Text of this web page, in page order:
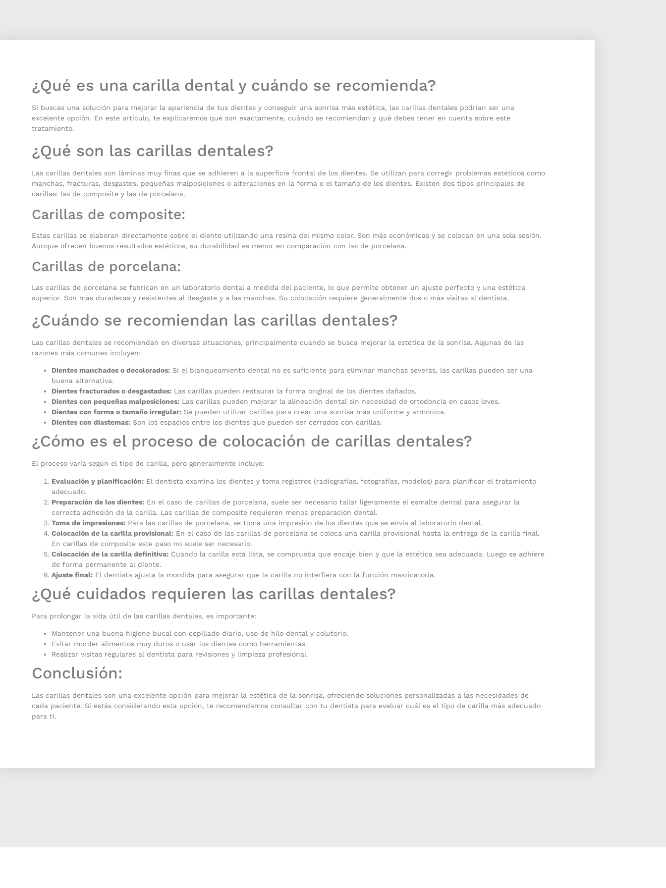
¿Qué es una carilla dental y cuándo se recomienda?
Si buscas una solución para mejorar la apariencia de tus dientes y conseguir una sonrisa más estética, las carillas dentales podrían ser una
excelente opción. En este artículo, te explicaremos qué son exactamente, cuándo se recomiendan y qué debes tener en cuenta sobre este
tratamiento.
¿Qué son las carillas dentales?
Las carillas dentales son láminas muy finas que se adhieren a la superficie frontal de los dientes. Se utilizan para corregir problemas estéticos como
manchas, fracturas, desgastes, pequeñas malposiciones o alteraciones en la forma o el tamaño de los dientes. Existen dos tipos principales de
carillas: las de composite y las de porcelana.
Carillas de composite:
Estas carillas se elaboran directamente sobre el diente utilizando una resina del mismo color. Son más económicas y se colocan en una sola sesión.
Aunque ofrecen buenos resultados estéticos, su durabilidad es menor en comparación con las de porcelana.
Carillas de porcelana:
Las carillas de porcelana se fabrican en un laboratorio dental a medida del paciente, lo que permite obtener un ajuste perfecto y una estética
superior. Son más duraderas y resistentes al desgaste y a las manchas. Su colocación requiere generalmente dos o más visitas al dentista.
¿Cuándo se recomiendan las carillas dentales?
Las carillas dentales se recomiendan en diversas situaciones, principalmente cuando se busca mejorar la estética de la sonrisa. Algunas de las
razones más comunes incluyen:
Dientes manchados o decolorados: Si el blanqueamiento dental no es suficiente para eliminar manchas severas, las carillas pueden ser una
buena alternativa.
Dientes fracturados o desgastados: Las carillas pueden restaurar la forma original de los dientes dañados.
Dientes con pequeñas malposiciones: Las carillas pueden mejorar la alineación dental sin necesidad de ortodoncia en casos leves.
Dientes con forma o tamaño irregular: Se pueden utilizar carillas para crear una sonrisa más uniforme y armónica.
Dientes con diastemas: Son los espacios entre los dientes que pueden ser cerrados con carillas.
¿Cómo es el proceso de colocación de carillas dentales?
El proceso varía según el tipo de carilla, pero generalmente incluye:
Evaluación y planificación: El dentista examina los dientes y toma registros (radiografías, fotografías, modelos) para planificar el tratamiento
adecuado.
Preparación de los dientes: En el caso de carillas de porcelana, suele ser necesario tallar ligeramente el esmalte dental para asegurar la
correcta adhesión de la carilla. Las carillas de composite requieren menos preparación dental.
Toma de impresiones: Para las carillas de porcelana, se toma una impresión de los dientes que se envía al laboratorio dental.
Colocación de la carilla provisional: En el caso de las carillas de porcelana se coloca una carilla provisional hasta la entrega de la carilla final.
En carillas de composite este paso no suele ser necesario.
Colocación de la carilla definitiva: Cuando la carilla está lista, se comprueba que encaje bien y que la estética sea adecuada. Luego se adhiere
de forma permanente al diente.
Ajuste final: El dentista ajusta la mordida para asegurar que la carilla no interfiera con la función masticatoria.
¿Qué cuidados requieren las carillas dentales?
Para prolongar la vida útil de las carillas dentales, es importante:
Mantener una buena higiene bucal con cepillado diario, uso de hilo dental y colutorio.
Evitar morder alimentos muy duros o usar los dientes como herramientas.
Realizar visitas regulares al dentista para revisiones y limpieza profesional.
Conclusión:
Las carillas dentales son una excelente opción para mejorar la estética de la sonrisa, ofreciendo soluciones personalizadas a las necesidades de
cada paciente. Si estás considerando esta opción, te recomendamos consultar con tu dentista para evaluar cuál es el tipo de carilla más adecuado
para ti.